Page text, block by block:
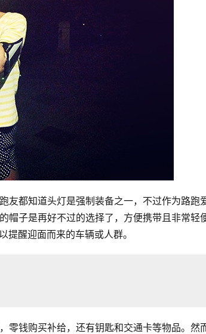
友都知道头灯是强制装备之一，不过作为路跑
子是再好不过的选择了，方便携带且非常轻便
醒迎面而来的车辆或人群。
零钱购买补给，还有钥匙和交通卡等物品。然